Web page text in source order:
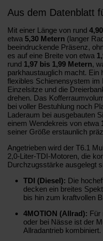
Aus dem Datenblatt
Mit einer Länge von rund
etwa 5,30 Metern (langer
beeindruckende Präsenz,
es auf eine Breite von etwa
rund 1,97 bis 1,99 Metern,
parkhaustauglich macht.
flexibles Schienensystem im
Einzelsitze und die
drehen. Das
bei voller Bestuhlung noch
Laderaum bei ausgebauten
einem Wendekreis von etwa
seiner Größe erstaunlich
Angetrieben wird der T6.1
2,0-Liter-TDI-Motoren, die
Durchzugsstärke ausgelegt
TDI (Diesel): Die
decken ein breites
bis hin zum kraftvollen
4MOTION (Allrad): Für
oder bei Nässe ist der
Allradantrieb kombiniert.